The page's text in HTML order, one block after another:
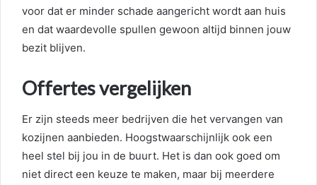
voor dat er minder schade aangericht wordt aan huis
en dat waardevolle spullen gewoon altijd binnen jouw
bezit blijven.
Offertes vergelijken
Er zijn steeds meer bedrijven die het vervangen van
kozijnen aanbieden. Hoogstwaarschijnlijk ook een
heel stel bij jou in de buurt. Het is dan ook goed om
niet direct een keuze te maken, maar bij meerdere